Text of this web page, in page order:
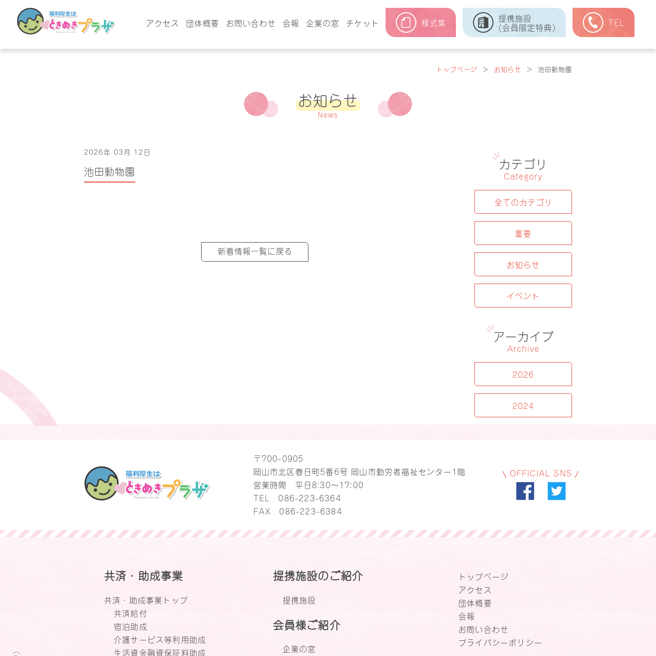
アクセス 団体概要 お問い合わせ 会報 企業の窓 チケット 様式集
提携施設
(会員限定特典)
TEL
トップページ ＞ お知らせ ＞ 池田動物園
お知らせ
News
2026年 03月 12日
池田動物園
新着情報一覧に戻る
カテゴリ
Category
全てのカテゴリ
重要
お知らせ
イベント
アーカイブ
Archive
2026
2024
〒700-0905
岡山市北区春日町5番6号 岡山市勤労者福祉センター1階
営業時間 平日8:30～17:00
TEL 086-223-6364
FAX 086-223-6384
OFFICIAL SNS
共済・助成事業
共済・助成事業トップ
共済給付
宿泊助成
介護サービス等利用助成
生活資金融資保証料助成
提携施設のご紹介
提携施設
会員様ご紹介
企業の窓
トップページ
アクセス
団体概要
会報
お問い合わせ
プライバシーポリシー